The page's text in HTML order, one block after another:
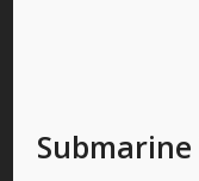
Submarine